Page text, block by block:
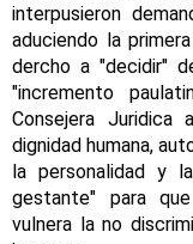
interpusieron
aduciendo la
dercho a "decidir"
"incremento
Consejera
dignidad humana,
la personalidad y
gestante" para
vulnera la no